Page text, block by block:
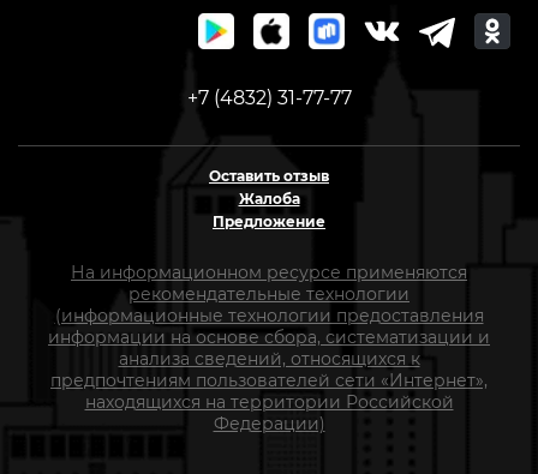
+7 (4832) 31-77-77
Оставить отзыв
Жалоба
Предложение
На информационном ресурсе применяются
рекомендательные технологии
(информационные технологии предоставления
информации на основе сбора, систематизации и
анализа сведений, относящихся к
предпочтениям пользователей сети «Интернет»,
находящихся на территории Российской
Федерации)